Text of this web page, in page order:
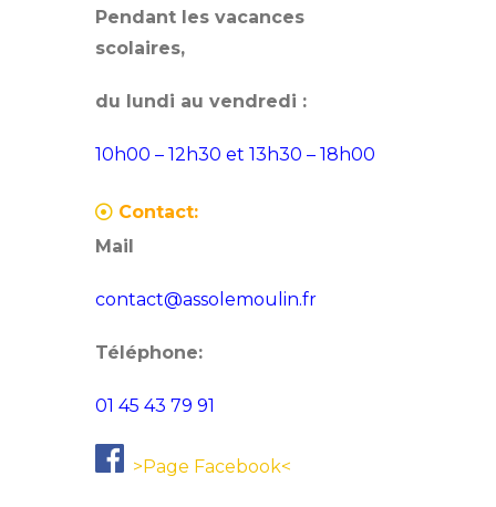
Pendant les vacances
scolaires,
du lundi au vendredi :
10h00 – 12h30 et 13h30 – 18h00
Contact:
Mail
contact@assolemoulin.fr
Téléphone:
01 45 43 79 91
>Page Facebook<